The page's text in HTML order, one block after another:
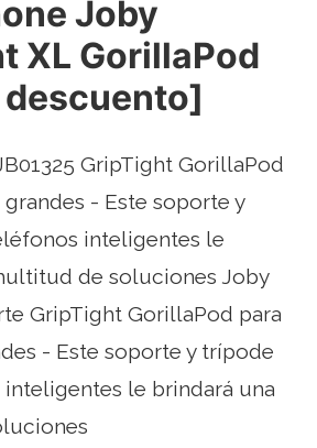
Joby
XL GorillaPod
descuento]
GripTight GorillaPod
- Este soporte y
inteligentes le
de soluciones Joby
GripTight GorillaPod para
- Este soporte y trípode
le brindará una